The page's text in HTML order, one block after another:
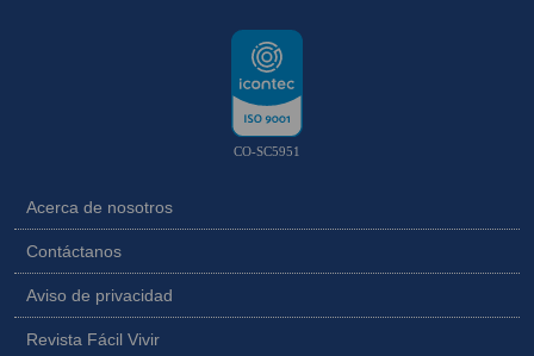
CO-SC5951
Acerca de nosotros
Contáctanos
Aviso de privacidad
Revista Fácil Vivir